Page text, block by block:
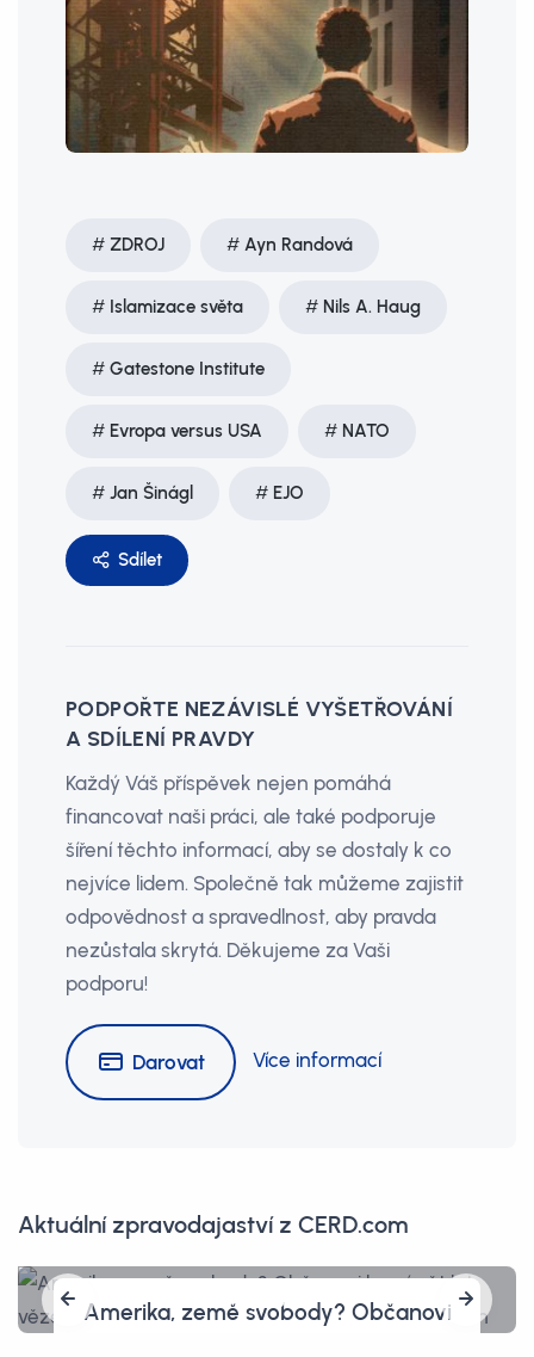
ZDROJ Ayn Randová
Islamizace světa Nils A. Haug
Gatestone Institute
Evropa versus USA NATO
Jan Šinágl EJO
Sdílet
PODPOŘTE NEZÁVISLÉ VYŠETŘOVÁNÍ
A SDÍLENÍ PRAVDY
Každý Váš příspěvek nejen pomáhá
financovat naši práci, ale také podporuje
šíření těchto informací, aby se dostaly k co
nejvíce lidem. Společně tak můžeme zajistit
odpovědnost a spravedlnost, aby pravda
nezůstala skrytá. Děkujeme za Vaši
podporu!
Darovat Více informací
Aktuální zpravodajaství z CERD.com
Obžalovaní Pavel Blažek, Tomáš